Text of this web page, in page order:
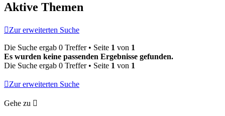
Aktive Themen
Zur erweiterten Suche
Die Suche ergab 0 Treffer • Seite 1 von 1
Es wurden keine passenden Ergebnisse gefunden.
Die Suche ergab 0 Treffer • Seite 1 von 1
Zur erweiterten Suche
Gehe zu